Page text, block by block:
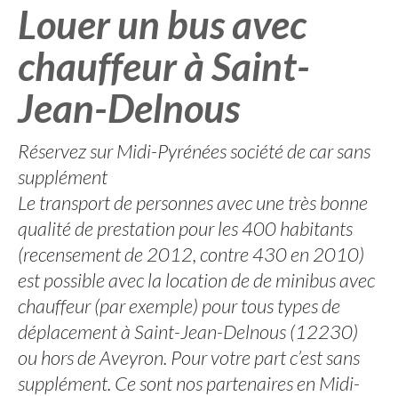
Louer un bus avec
chauffeur à Saint-
Jean-Delnous
Réservez sur Midi-Pyrénées société de car sans
supplément
Le transport de personnes avec une très bonne
qualité de prestation pour les 400 habitants
(recensement de 2012, contre 430 en 2010)
est possible avec la location de de minibus avec
chauffeur (par exemple) pour tous types de
déplacement à Saint-Jean-Delnous (12230)
ou hors de Aveyron. Pour votre part c’est sans
supplément. Ce sont nos partenaires en Midi-